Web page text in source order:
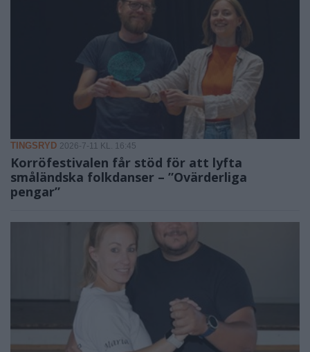
TINGSRYD 2026-7-11 KL. 16:45
Korröfestivalen får stöd för att lyfta
småländska folkdanser – ”Ovärderliga
pengar”